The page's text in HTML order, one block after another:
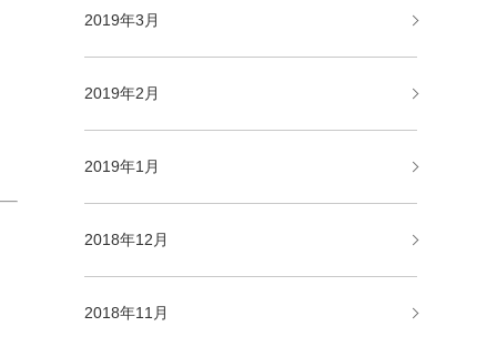
2019年3月
2019年2月
2019年1月
2018年12月
2018年11月